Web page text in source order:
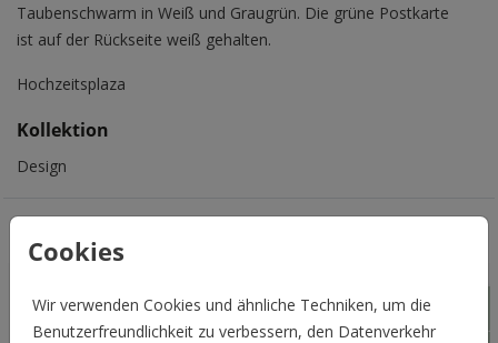
Cookies
Wir verwenden Cookies und ähnliche Techniken, um die
Benutzerfreundlichkeit zu verbessern, den Datenverkehr
Taubenschwarm in Weiß und Graugrün. Die grüne Postkarte
ist auf der Rückseite weiß gehalten.
Hochzeitsplaza
Kollektion
Design
Das könnte Euch auch gefallen